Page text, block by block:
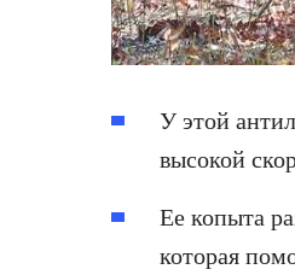
У этой
высокой
Ее копыта
которая